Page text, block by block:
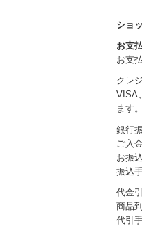
ショ
お支
お支
クレ
VISA
ます。
銀行
ご入
お振
振込
代金
商品
代引